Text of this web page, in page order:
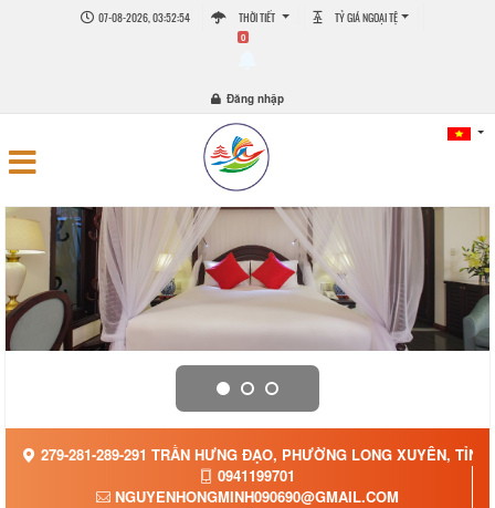
07-08-2026, 03:52:55 THỜI TIẾT TỶ GIÁ NGOẠI TỆ
0
Đăng nhập
279-281-289-291 TRẦN HƯNG ĐẠO, PHƯỜNG LONG XUYÊN, TỈNH
0941199701
NGUYENHONGMINH090690@GMAIL.COM